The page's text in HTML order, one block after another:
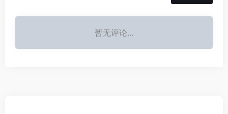
暂无评论...